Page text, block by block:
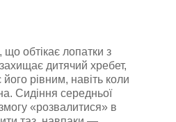
обтікає лопатки з
дитячий хребет,
рівним, навіть коли
Сидіння середньої
«розвалитися» в